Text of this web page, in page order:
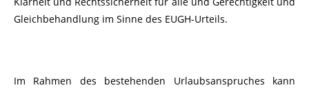
Gleichbehandlung im Sinne des EUGH-Urteils.
Im Rahmen des bestehenden Urlaubsanspruches kann